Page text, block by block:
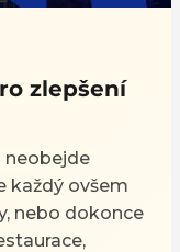
zlepšení
neobejde
každý ovšem
nebo dokonce